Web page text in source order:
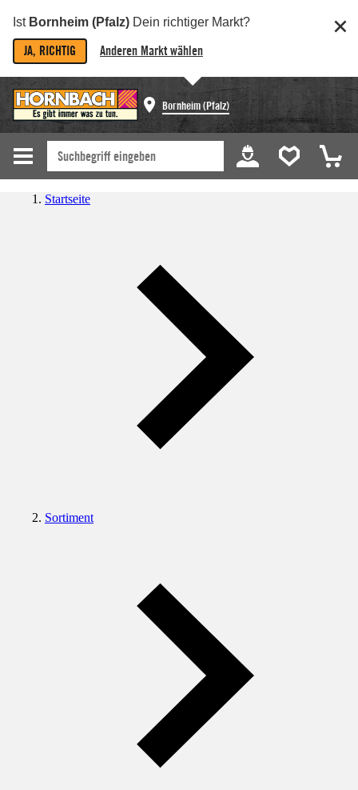
Ist Bornheim (Pfalz) Dein richtiger Markt?
JA, RICHTIG Anderen Markt wählen
Bornheim (Pfalz)
Startseite
Sortiment